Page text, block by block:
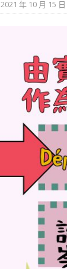
2021 年 10 月 15 日